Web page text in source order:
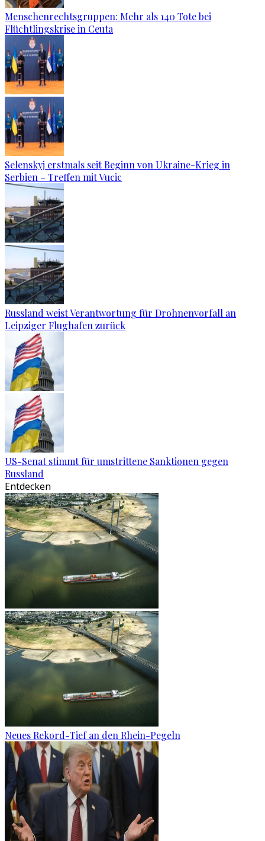
Menschenrechtsgruppen: Mehr als 140 Tote bei
Flüchtlingskrise in Ceuta
Selenskyj erstmals seit Beginn von Ukraine-Krieg in
Serbien – Treffen mit Vucic
Russland weist Verantwortung für Drohnenvorfall an
Leipziger Flughafen zurück
US-Senat stimmt für umstrittene Sanktionen gegen
Russland
Entdecken
Neues Rekord-Tief an den Rhein-Pegeln